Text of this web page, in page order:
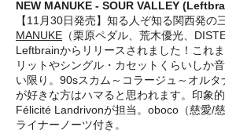
NEW MANUKE - SOUR VALLEY
【11月30日発売】知る人ぞ知る関西発の
MANUKE （栗原ペダル、荒木優光、
Leftbrainからリリースされました！これ
リットやシングル・カセットくらいしか
い限り。90sスカム～コラージュ～オル
が好きな方はハマると思われます。印象
Félicité Landrivonが担当。oboco（慈愛/
ライナーノーツ付き。